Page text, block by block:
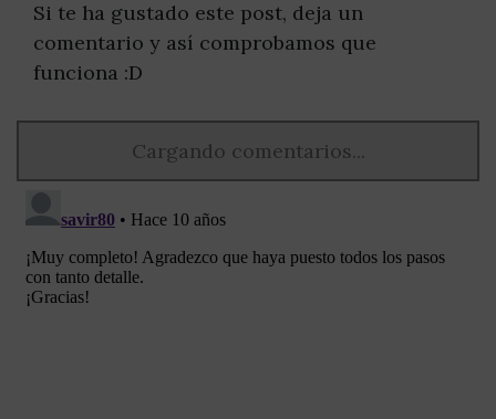
Si te ha gustado este post, deja un
comentario y así comprobamos que
funciona :D
Cargando comentarios...